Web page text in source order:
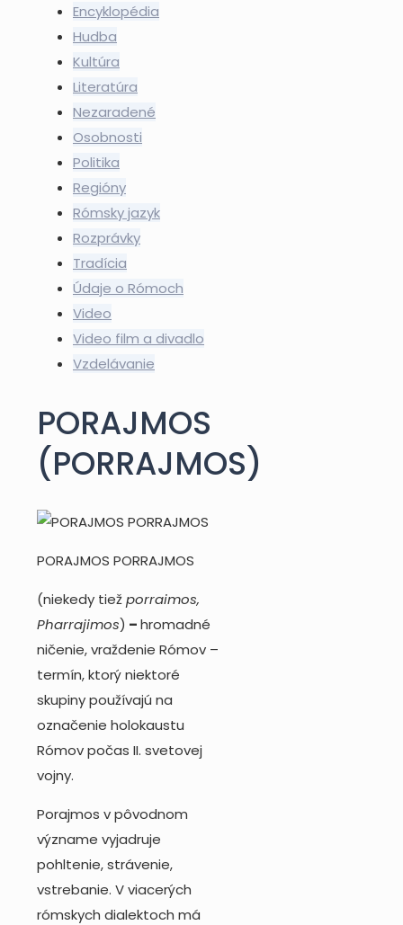
Encyklopédia
Hudba
Kultúra
Literatúra
Nezaradené
Osobnosti
Politika
Regióny
Rómsky jazyk
Rozprávky
Tradícia
Údaje o Rómoch
Video
Video film a divadlo
Vzdelávanie
PORAJMOS
(PORRAJMOS)
PORAJMOS PORRAJMOS
(niekedy tiežporraimos,
Pharrajimos) –hromadné
ničenie, vraždenie Rómov –
termín, ktorý niektoré
skupiny používajú na
označenie holokaustu
Rómov počas II. svetovej
vojny.
Porajmos v pôvodnom
význame vyjadruje
pohltenie, strávenie,
vstrebanie. V viacerých
rómskych dialektoch má